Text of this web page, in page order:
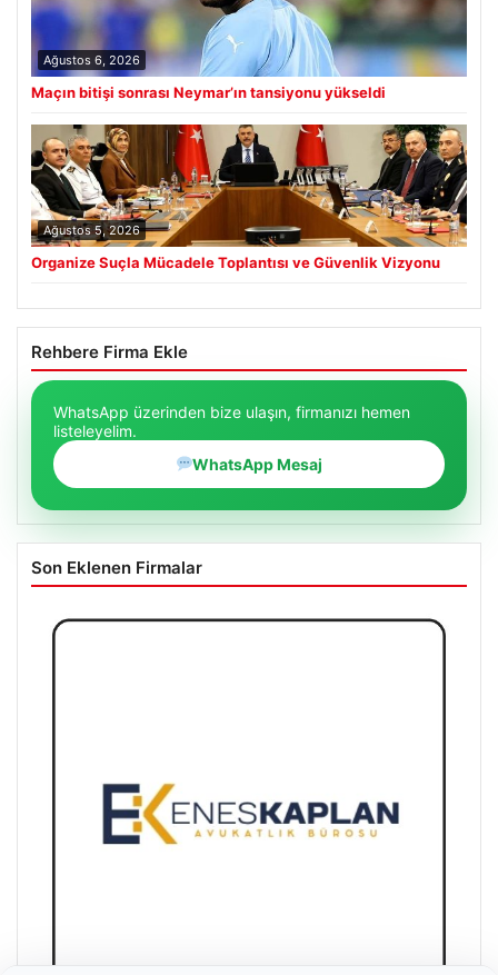
Ağustos 6, 2026
Maçın bitişi sonrası Neymar’ın tansiyonu yükseldi
Ağustos 5, 2026
Organize Suçla Mücadele Toplantısı ve Güvenlik Vizyonu
Rehbere Firma Ekle
WhatsApp üzerinden bize ulaşın, firmanızı hemen
listeleyelim.
WhatsApp Mesaj
Son Eklenen Firmalar